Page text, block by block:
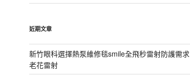
近期文章
新竹眼科選擇熱泵維修毯smile全飛秒雷射防護需求
老花雷射